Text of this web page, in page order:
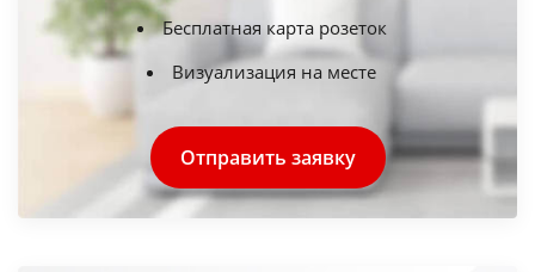
Бесплатная карта розеток
Визуализация на месте
Отправить заявку